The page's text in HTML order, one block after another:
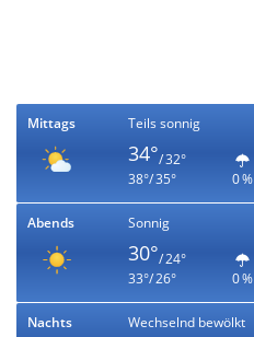
Mittags Teils sonnig
34°/ 32°
38°/ 35°
0 %
Abends Sonnig
30°/ 24°
33°/ 26°
0 %
Nachts Wechselnd bewölkt